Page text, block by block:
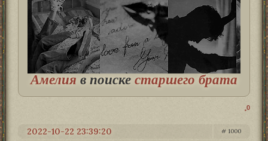
Амелияв поискестаршего брата
0
1000
2022-10-22 23:39:20